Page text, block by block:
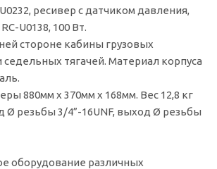
ресивер с датчиком давления,
U0138, 100 Вт.
стороне кабины грузовых
тягачей. Материал корпуса
880мм х 370мм х 168мм. Вес 12,8 кг
резьбы 3/4”-16UNF, выход Ø резьбы
оборудование различных